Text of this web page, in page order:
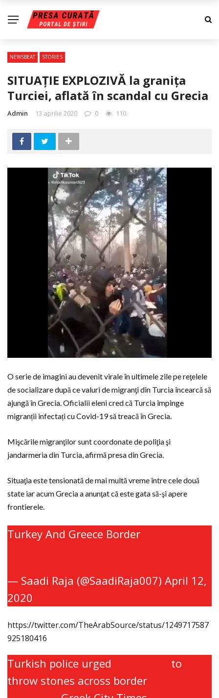
NEWSBEAT STORIES
SITUAŢIE EXPLOZIVĂ la graniţa
Turciei, aflată în scandal cu Grecia
Admin 13 aprilie 2020 0 110
O serie de imagini au devenit virale în ultimele zile pe reţelele
de socializare după ce valuri de migranţi din Turcia încearcă să
ajungă în Grecia. Oficialii eleni cred că Turcia împinge
migranții infectați cu Covid-19 să treacă în Grecia.
Mişcările migranţilor sunt coordonate de poliţia şi
jandarmeria din Turcia, afirmă presa din Grecia.
Situaţia este tensionată de mai multă vreme între cele două
state iar acum Grecia a anunţat că este gata să-şi apere
frontierele.
Turkey And Greece Border
— Saadi Raja (@SaadiRaja007) April 12,
2020
https://twitter.com/TheArabSource/status/1249717587
925180416
Turkish police urged
to
throw stones across border